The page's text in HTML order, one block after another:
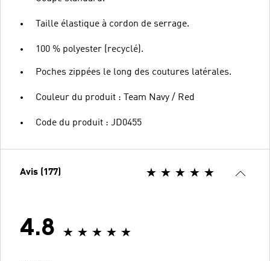
Taille élastique à cordon de serrage.
100 % polyester (recyclé).
Poches zippées le long des coutures latérales.
Couleur du produit : Team Navy / Red
Code du produit : JD0455
Avis (177)
4.8